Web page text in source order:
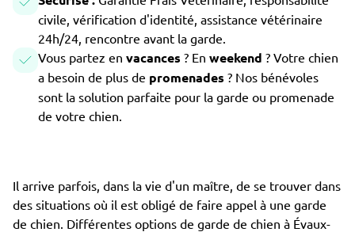
civile, vérification d'identité, assistance vétérinaire
24h/24, rencontre avant la garde.
Vous partez en vacances ? En weekend ? Votre chien
a besoin de plus de promenades ? Nos bénévoles
sont la solution parfaite pour la garde ou promenade
de votre chien.
Il arrive parfois, dans la vie d'un maître, de se trouver dans
des situations où il est obligé de faire appel à une garde
de chien. Différentes options de garde de chien à Évaux-